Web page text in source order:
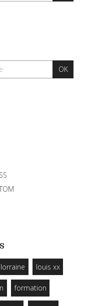
lorraine louis xx
formation